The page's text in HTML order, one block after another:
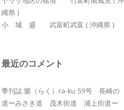
縄県 )
小 城 盛 武富町武富 ( 沖縄県 )
最近のコメント
季刊誌 樂（らく）ra-ku 59号 長崎の
道ーみさき道 茂木街道 浦上街道ー